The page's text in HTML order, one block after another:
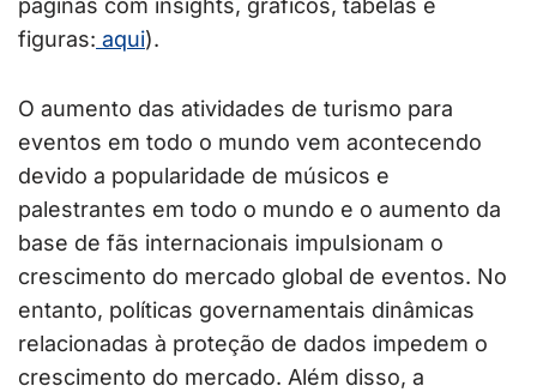
páginas com insights, gráficos, tabelas e
figuras: aqui).
O aumento das atividades de turismo para
eventos em todo o mundo vem acontecendo
devido a popularidade de músicos e
palestrantes em todo o mundo e o aumento da
base de fãs internacionais impulsionam o
crescimento do mercado global de eventos. No
entanto, políticas governamentais dinâmicas
relacionadas à proteção de dados impedem o
crescimento do mercado. Além disso, a